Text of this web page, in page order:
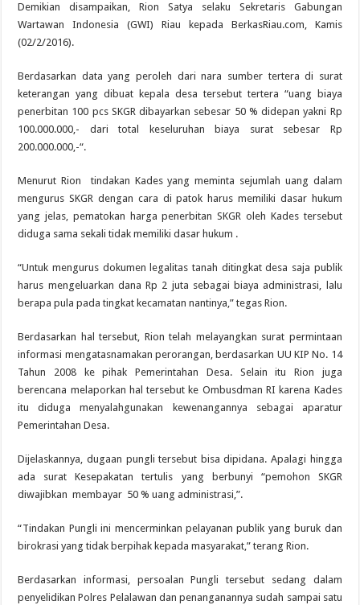
Juta
Rupiah
Demikian disampaikan, Rion Satya selaku Sekretaris Gabungan
Wartawan Indonesia (GWI) Riau kepada BerkasRiau.com, Kamis
(02/2/2016).
Berdasarkan data yang peroleh dari nara sumber tertera di surat
keterangan yang dibuat kepala desa tersebut tertera “uang biaya
penerbitan 100 pcs SKGR dibayarkan sebesar 50 % didepan yakni Rp
100.000.000,- dari total keseluruhan biaya surat sebesar Rp
200.000.000,-“.
Menurut Rion tindakan Kades yang meminta sejumlah uang dalam
mengurus SKGR dengan cara di patok harus memiliki dasar hukum
yang jelas, pematokan harga penerbitan SKGR oleh Kades tersebut
diduga sama sekali tidak memiliki dasar hukum .
“Untuk mengurus dokumen legalitas tanah ditingkat desa saja publik
harus mengeluarkan dana Rp 2 juta sebagai biaya administrasi, lalu
berapa pula pada tingkat kecamatan nantinya,” tegas Rion.
Berdasarkan hal tersebut, Rion telah melayangkan surat permintaan
informasi mengatasnamakan perorangan, berdasarkan UU KIP No. 14
Tahun 2008 ke pihak Pemerintahan Desa. Selain itu Rion juga
berencana melaporkan hal tersebut ke Ombusdman RI karena Kades
itu diduga menyalahgunakan kewenangannya sebagai aparatur
Pemerintahan Desa.
Dijelaskannya, dugaan pungli tersebut bisa dipidana. Apalagi hingga
ada surat Kesepakatan tertulis yang berbunyi “pemohon SKGR
diwajibkan membayar 50 % uang administrasi,”.
“Tindakan Pungli ini mencerminkan pelayanan publik yang buruk dan
birokrasi yang tidak berpihak kepada masyarakat,” terang Rion.
Berdasarkan informasi, persoalan Pungli tersebut sedang dalam
penyelidikan Polres Pelalawan dan penanganannya sudah sampai satu